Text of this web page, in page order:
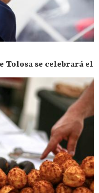
Tolosa se celebrará el